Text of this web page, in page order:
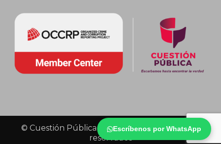
Escríbenos por WhatsApp
© Cuestión Pública 2018 - Todos los derechos
reservados